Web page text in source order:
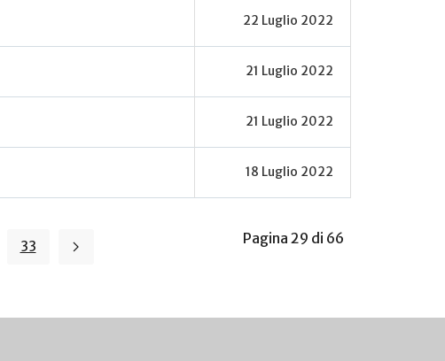
22 Luglio 2022
21 Luglio 2022
21 Luglio 2022
18 Luglio 2022
Pagina 29 di 66
33